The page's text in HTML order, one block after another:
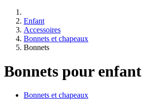
Enfant
Accessoires
Bonnets et chapeaux
Bonnets
Bonnets pour enfant
Bonnets et chapeaux